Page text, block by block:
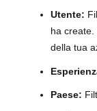
Utente:
ha
della tua
Paese: